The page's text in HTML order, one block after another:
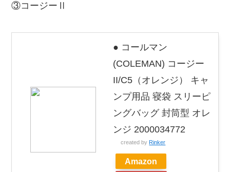
③コージーⅡ
● コールマン
(COLEMAN) コージー
II/C5（オレンジ） キャ
ンプ用品 寝袋 スリーピ
ングバッグ 封筒型 オレ
ンジ 2000034772
created by Rinker
Amazon